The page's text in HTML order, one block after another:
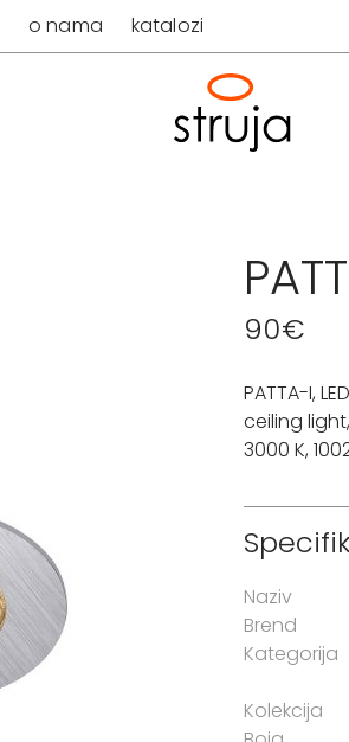
o nama katalozi
90€
PATTA-I,
ceiling
3000 K,
Naziv
Brend
Kategorija
Kolekcija